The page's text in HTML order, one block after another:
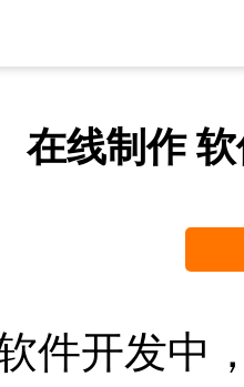
在线制作
件开发中